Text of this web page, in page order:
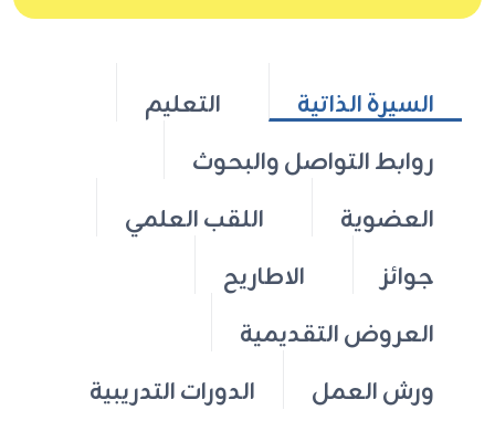
السيرة الذاتية
التعليم
روابط التواصل والبحوث
العضوية
اللقب العلمي
جوائز
الاطاريح
العروض التقديمية
ورش العمل
الدورات التدريبية